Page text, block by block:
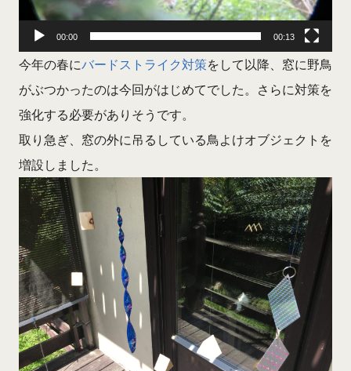
00:00 00:13
今年の春にバードストライク対策をして以降、窓に野鳥
がぶつかったのは今回がはじめてでした。さらに対策を
強化する必要がありそうです。
取り急ぎ、窓の外に吊るしている鳥よけオブジェクトを
増設しました。